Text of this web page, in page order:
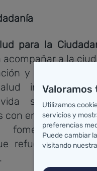
para la
a la
y el
individual y
saludables,
con enfermedades
fomentamos
refuerza los
Valoramos
Utilizamos
servicios y
preferencias
Puede cambiar
visitando nuestra